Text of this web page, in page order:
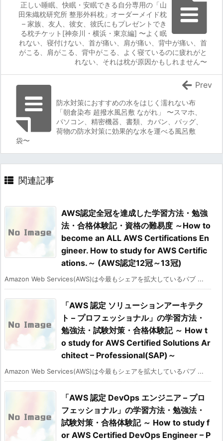
正しい睡眠、快眠・安眠できる自分専用の「山
田朱織枕研究所 整形外科枕」オーダーメイド枕
– 家族、友人、彼女、彼氏にもプレゼントでき
る枕チケット[神奈川・横浜・東京編] 〜よく眠
れない、寝付けない、首が痛い、肩が痛い、背中が痛い、首
がこる、肩がこる、背中がこる、よく寝ているのに疲れがと
れない、それは枕が原因かもしれません〜
防水対策におすすめの水をはじく濡れない布
「朝倉染布 超撥水風呂敷 ながれ」 〜スマホ、
パソコン、精密機器、書類、カバン、バッグ、
荷物の防水対策に効果的な水を運べる風呂敷
袋〜
Prev
関連記事
AWS認定全冠を達成した学習方法・勉強
法・合格体験記・資格の難易度 ～How to
become an ALL AWS Certifications En
gineer. How to study for AWS Certific
ations.～ (AWS認定12冠～13冠)
Amazon Web Services(AWS)は今最もシェアを拡大しているパブ ...
「AWS 認定 ソリューションアーキテク
ト – プロフェッショナル」の学習方法・
勉強法・試験対策・合格体験記 ～ How t
o study for AWS Certified Solutions Ar
chitect – Professional(SAP)～
Amazon Web Services(AWS)は今最もシェアを拡大しているパブ ...
「AWS 認定 DevOps エンジニア – プロ
フェッショナル」の学習方法・勉強法・
試験対策・合格体験記 ～ How to study f
or AWS Certified DevOps Engineer – P